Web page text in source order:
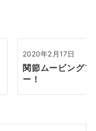
2020年2月17日
関節ムービング
ー！